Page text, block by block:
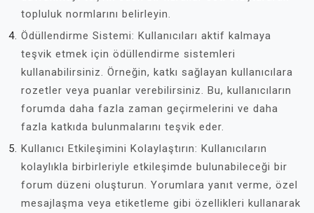
topluluk normlarını belirleyin.
Ödüllendirme Sistemi: Kullanıcıları aktif kalmaya
teşvik etmek için ödüllendirme sistemleri
kullanabilirsiniz. Örneğin, katkı sağlayan kullanıcılara
rozetler veya puanlar verebilirsiniz. Bu, kullanıcıların
forumda daha fazla zaman geçirmelerini ve daha
fazla katkıda bulunmalarını teşvik eder.
Kullanıcı Etkileşimini Kolaylaştırın: Kullanıcıların
kolaylıkla birbirleriyle etkileşimde bulunabileceği bir
forum düzeni oluşturun. Yorumlara yanıt verme, özel
mesajlaşma veya etiketleme gibi özellikleri kullanarak